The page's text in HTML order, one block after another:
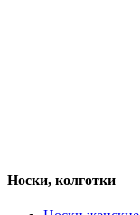
Носки, колготки